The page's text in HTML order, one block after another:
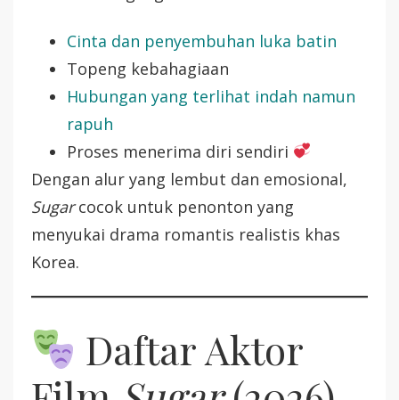
Cinta dan penyembuhan luka batin
Topeng kebahagiaan
Hubungan yang terlihat indah namun
rapuh
Proses menerima diri sendiri
Dengan alur yang lembut dan emosional,
Sugarcocok untuk penonton yang
menyukai drama romantis realistis khas
Korea.
Daftar Aktor